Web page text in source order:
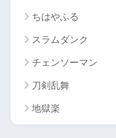
ちはやふる
スラムダンク
チェンソーマン
刀剣乱舞
地獄楽